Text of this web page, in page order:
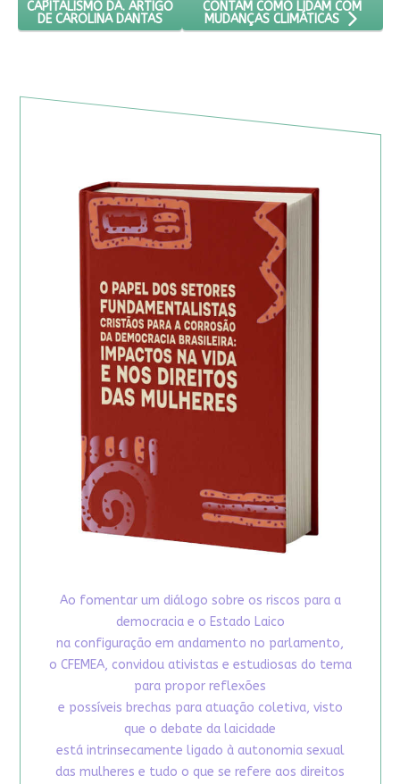
CAPITALISMO DÁ. ARTIGO
DE CAROLINA DANTAS
CONTAM COMO LIDAM COM
MUDANÇAS CLIMÁTICAS
Ao fomentar um diálogo sobre os riscos para a
democracia e o Estado Laico
na configuração em andamento no parlamento,
o CFEMEA, convidou ativistas e estudiosas do tema
para propor reflexões
e possíveis brechas para atuação coletiva, visto
que o debate da laicidade
está intrinsecamente ligado à autonomia sexual
das mulheres e tudo o que se refere aos direitos